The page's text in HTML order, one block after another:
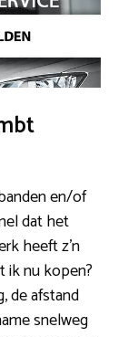
en/of
dat het
heeft z’n
ik nu kopen?
de afstand
snelweg